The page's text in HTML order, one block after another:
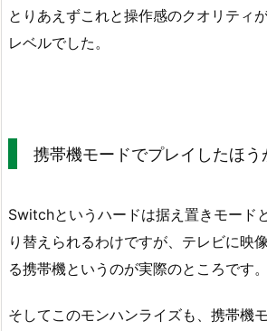
とりあえずこれと操作感のクオリティ
レベルでした。
携帯機モードでプレイしたほう
Switchというハードは据え置きモード
り替えられるわけですが、テレビに映
る携帯機というのが実際のところです。
そしてこのモンハンライズも、携帯機